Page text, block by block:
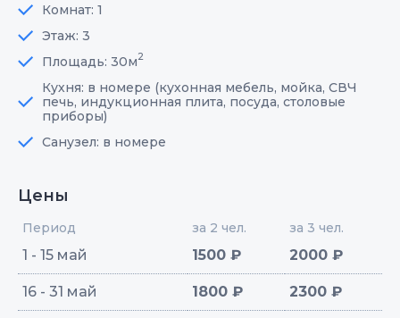
Комнат: 1
Этаж: 3
Площадь: 30м2
Кухня: в номере (кухонная мебель, мойка, СВЧ
печь, индукционная плита, посуда, столовые
приборы)
Санузел: в номере
Цены
Период за 2 чел. за 3 чел.
1 - 15 май 1500 ₽ 2000 ₽
16 - 31 май 1800 ₽ 2300 ₽